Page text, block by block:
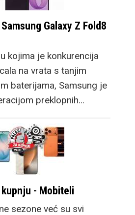
Galaxy Z Fold8
kojima je konkurencija
na vrata s tanjim
baterijama, Samsung je
preklopnih…
- Mobiteli
sezone već su svi